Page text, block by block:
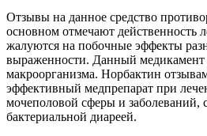
Отзывы на данное средство
основном отмечают действенность
жалуются на побочные эффекты
выраженности. Данный медикамент
макроорганизма. Норбактин
эффективный медпрепарат при
мочеполовой сферы и
бактериальной диареей.